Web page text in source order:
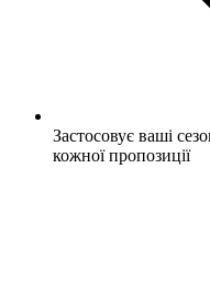
Застосовує ваші
кожної пропозиції